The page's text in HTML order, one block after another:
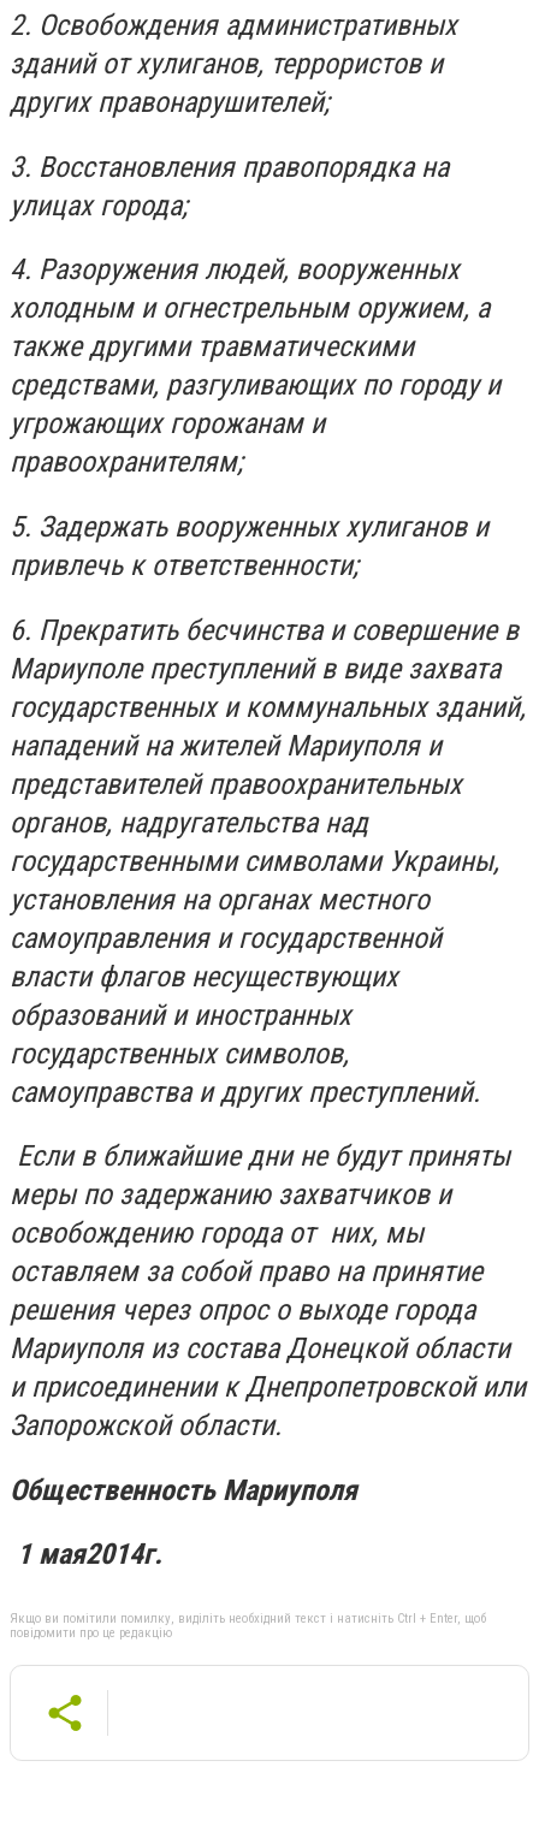
2. Освобождения административных
зданий от хулиганов, террористов и
других правонарушителей;
3. Восстановления правопорядка на
улицах города;
4. Разоружения людей, вооруженных
холодным и огнестрельным оружием, а
также другими травматическими
средствами, разгуливающих по городу и
угрожающих горожанам и
правоохранителям;
5. Задержать вооруженных хулиганов и
привлечь к ответственности;
6. Прекратить бесчинства и совершение в
Мариуполе преступлений в виде захвата
государственных и коммунальных зданий,
нападений на жителей Мариуполя и
представителей правоохранительных
органов, надругательства над
государственными символами Украины,
установления на органах местного
самоуправления и государственной
власти флагов несуществующих
образований и иностранных
государственных символов,
самоуправства и других преступлений.
Если в ближайшие дни не будут приняты
меры по задержанию захватчиков и
освобождению города от них, мы
оставляем за собой право на принятие
решения через опрос о выходе города
Мариуполя из состава Донецкой области
и присоединении к Днепропетровской или
Запорожской области.
Общественность Мариуполя
1мая2014г.
Якщо ви помітили помилку, виділіть необхідний текст і натисніть Ctrl + Enter, щоб
повідомити про це редакцію